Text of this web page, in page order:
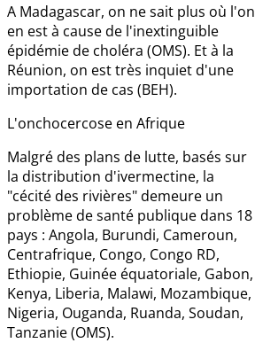
A Madagascar, on ne sait plus où l'on
en est à cause de l'inextinguible
épidémie de choléra (OMS). Et à la
Réunion, on est très inquiet d'une
importation de cas (BEH).
L'onchocercose en Afrique
Malgré des plans de lutte, basés sur
la distribution d'ivermectine, la
"cécité des rivières" demeure un
problème de santé publique dans 18
pays : Angola, Burundi, Cameroun,
Centrafrique, Congo, Congo RD,
Ethiopie, Guinée équatoriale, Gabon,
Kenya, Liberia, Malawi, Mozambique,
Nigeria, Ouganda, Ruanda, Soudan,
Tanzanie (OMS).